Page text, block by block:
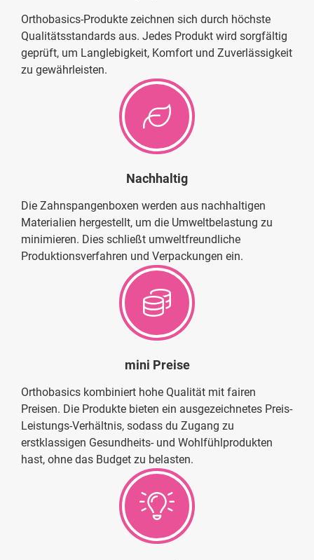
Orthobasics-Produkte zeichnen sich durch höchste
Qualitätsstandards aus. Jedes Produkt wird sorgfältig
geprüft, um Langlebigkeit, Komfort und Zuverlässigkeit
zu gewährleisten.
Nachhaltig
Die Zahnspangenboxen werden aus nachhaltigen
Materialien hergestellt, um die Umweltbelastung zu
minimieren. Dies schließt umweltfreundliche
Produktionsverfahren und Verpackungen ein.
mini Preise
Orthobasics kombiniert hohe Qualität mit fairen
Preisen. Die Produkte bieten ein ausgezeichnetes Preis-
Leistungs-Verhältnis, sodass du Zugang zu
erstklassigen Gesundheits- und Wohlfühlprodukten
hast, ohne das Budget zu belasten.